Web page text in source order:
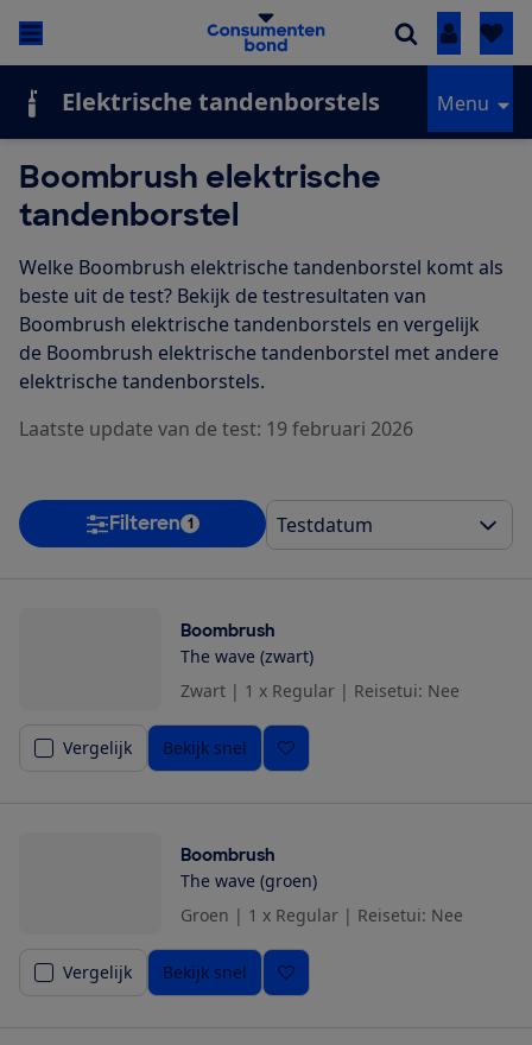
Inloggen
Elektrische tandenborstels Menu
Boombrush elektrische
tandenborstel
Welke Boombrush elektrische tandenborstel komt als
beste uit de test? Bekijk de testresultaten van
Boombrush elektrische tandenborstels en vergelijk
de Boombrush elektrische tandenborstel met andere
elektrische tandenborstels.
Laatste update van de test: 19 februari 2026
Filteren 1
Boombrush
The wave (zwart)
Zwart | 1 x Regular | Reisetui: Nee
Vergelijk Bekijk snel
Boombrush
The wave (groen)
Groen | 1 x Regular | Reisetui: Nee
Vergelijk Bekijk snel